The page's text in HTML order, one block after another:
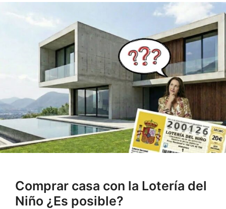
Comprar casa con la Lotería del
Niño ¿Es posible?